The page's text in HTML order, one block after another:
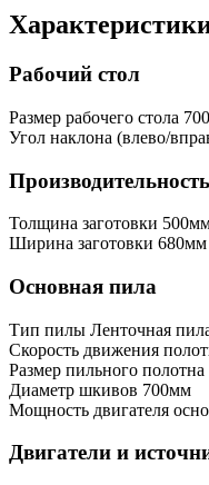
Рабочий стол
Размер рабочего стола
Угол наклона (влево/
Производительность
Толщина заготовки
Ширина заготовки 680мм
Основная пила
Тип пилы Ленточная
Скорость движения
Размер пильного полотна
Диаметр шкивов 700мм
Мощность двигателя
Двигатели и